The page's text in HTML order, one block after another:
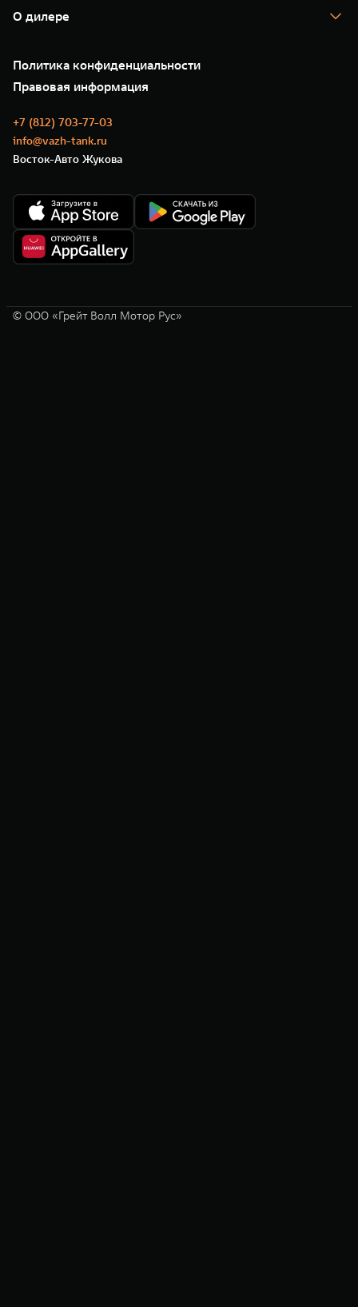
Корпоративным клиентам
Зарядные станции
Помощь на дороге
Новые цифровые сервисы TANK
Сервис
Нулевое ТО
Моторные масла
О дилере
35 лет GWM
GWM ТЕХ ДЕНЬ
Новости
Политика конфиденциальности
Правовая информация
+7 (812) 703-77-03
info@vazh-tank.ru
Восток-Авто Жукова
© ООО «Грейт Волл Мотор Рус»